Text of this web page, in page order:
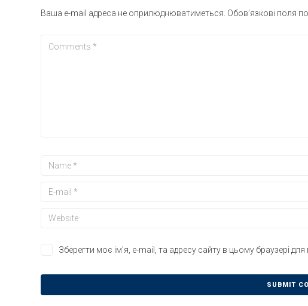
Ваша e-mail адреса не оприлюднюватиметься. Обов’язкові поля
Зберегти моє ім'я, e-mail, та адресу сайту в цьому браузері